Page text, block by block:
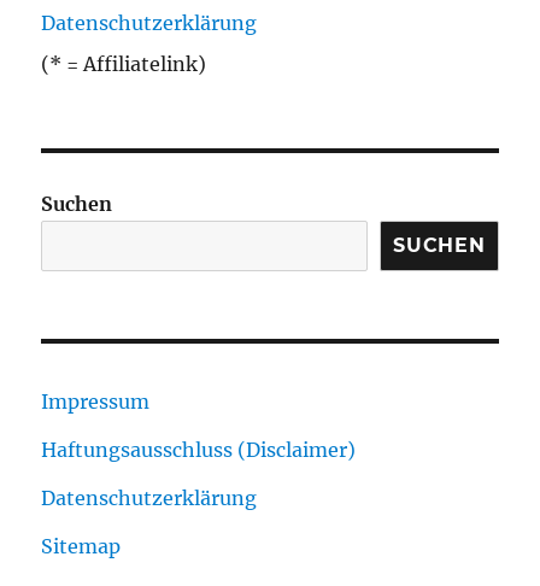
Datenschutzerklärung
(* = Affiliatelink)
Suchen
SUCHEN
Impressum
Haftungsausschluss (Disclaimer)
Datenschutzerklärung
Sitemap